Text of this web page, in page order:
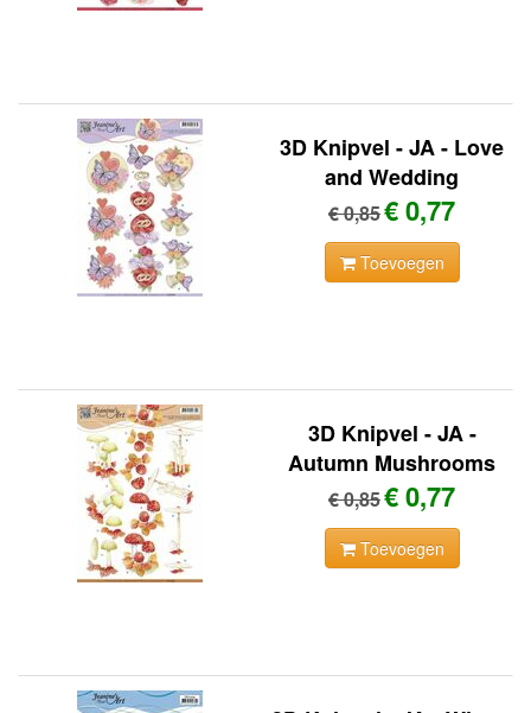
3D Knipvel - JA - Love
and Wedding
€ 0,85€ 0,77
Toevoegen
3D Knipvel - JA -
Autumn Mushrooms
€ 0,85€ 0,77
Toevoegen